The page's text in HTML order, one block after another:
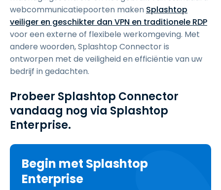
webcommunicatiepoorten maken Splashtop
veiliger en geschikter dan VPN en traditionele RDP
voor een externe of flexibele werkomgeving. Met
andere woorden, Splashtop Connector is
ontworpen met de veiligheid en efficiëntie van uw
bedrijf in gedachten.
Probeer Splashtop Connector
vandaag nog via Splashtop
Enterprise.
Begin met Splashtop
Enterprise